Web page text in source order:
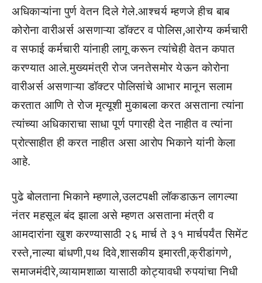
अधिकाऱ्यांना पुर्ण वेतन दिले गेले.आश्चर्य म्हणजे हीच बाब
कोरोना वारीअर्स असणाऱ्या डॉक्टर व पोलिस,आरोग्य कर्मचारी
व सफाई कर्मचारी यांनाही लागू करून त्यांचेही वेतन कपात
करण्यात आले.मुख्यमंत्री रोज जनतेसमोर येऊन कोरोना
वारीअर्स असणाऱ्या डॉक्टर पोलिसांचे आभार मानून सलाम
करतात आणि ते रोज मृत्यूशी मुकाबला करत असताना त्यांना
त्यांच्या अधिकाराचा साधा पूर्ण पगारही देत नाहीत व त्यांना
प्रोत्साहीत ही करत नाहीत असा आरोप भिकाने यांनी केला
आहे.
पुढे बोलताना भिकाने म्हणाले,उलटपक्षी लॉकडाऊन लागल्या
नंतर महसूल बंद झाला असे म्हणत असताना मंत्री व
आमदारांना खुश करण्यासाठी २६ मार्च ते ३१ मार्चपर्यंत सिमेंट
रस्ते,नाल्या बांधणी,पथ दिवे,शासकीय इमारती,क्रीडांगणे,
समाजमंदीरे,व्यायामशाळा यासाठी कोट्यावधी रुपयांचा निधी